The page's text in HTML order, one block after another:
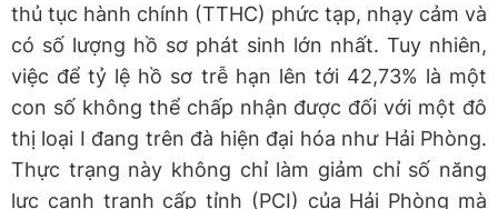
thủ tục hành chính (TTHC) phức tạp, nhạy cảm và
có số lượng hồ sơ phát sinh lớn nhất. Tuy nhiên,
việc để tỷ lệ hồ sơ trễ hạn lên tới 42,73% là một
con số không thể chấp nhận được đối với một đô
thị loại I đang trên đà hiện đại hóa như Hải Phòng.
Thực trạng này không chỉ làm giảm chỉ số năng
lực cạnh tranh cấp tỉnh (PCI) của Hải Phòng mà